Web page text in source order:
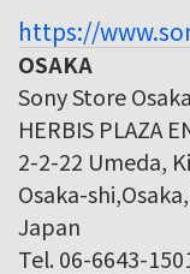
https://
OSAKA
Sony Store
HERBIS PLAZA
2-2-22 Umeda,
Osaka-
Japan
Tel. 06-6643-